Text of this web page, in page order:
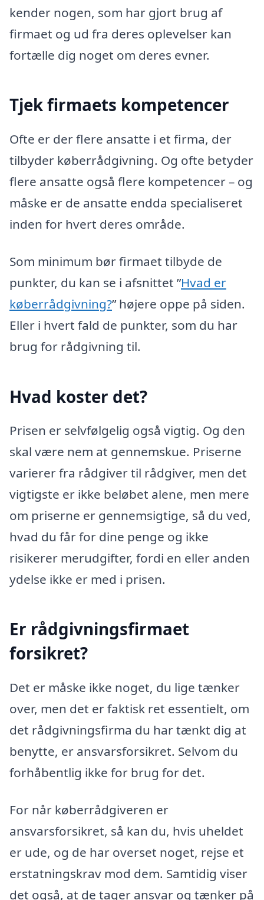
kender nogen, som har gjort brug af
firmaet og ud fra deres oplevelser kan
fortælle dig noget om deres evner.
Tjek firmaets kompetencer
Ofte er der flere ansatte i et firma, der
tilbyder køberrådgivning. Og ofte betyder
flere ansatte også flere kompetencer – og
måske er de ansatte endda specialiseret
inden for hvert deres område.
Som minimum bør firmaet tilbyde de
punkter, du kan se i afsnittet ”Hvad er
køberrådgivning?” højere oppe på siden.
Eller i hvert fald de punkter, som du har
brug for rådgivning til.
Hvad koster det?
Prisen er selvfølgelig også vigtig. Og den
skal være nem at gennemskue. Priserne
varierer fra rådgiver til rådgiver, men det
vigtigste er ikke beløbet alene, men mere
om priserne er gennemsigtige, så du ved,
hvad du får for dine penge og ikke
risikerer merudgifter, fordi en eller anden
ydelse ikke er med i prisen.
Er rådgivningsfirmaet
forsikret?
Det er måske ikke noget, du lige tænker
over, men det er faktisk ret essentielt, om
det rådgivningsfirma du har tænkt dig at
benytte, er ansvarsforsikret. Selvom du
forhåbentlig ikke for brug for det.
For når køberrådgiveren er
ansvarsforsikret, så kan du, hvis uheldet
er ude, og de har overset noget, rejse et
erstatningskrav mod dem. Samtidig viser
det også, at de tager ansvar og tænker på